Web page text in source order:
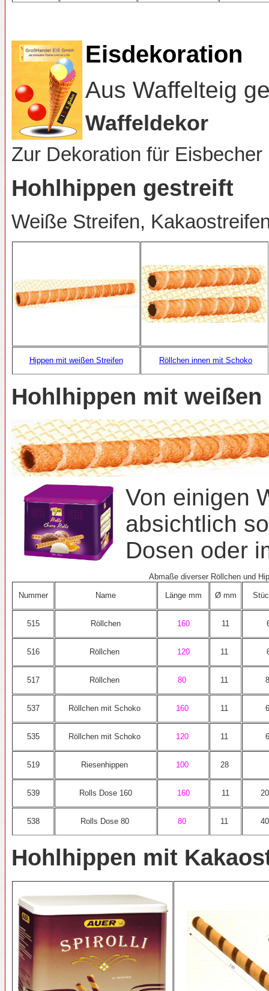
Eisdekoration
Aus Waffelteig
Waffeldekor
Zur Dekoration für
Hohlhippen gestreift
Weiße Streifen,
Hippen mit weißen Streifen Röllchen innen mit Schoko
Hohlhippen mit
Von einigen
absichtlich
Dosen oder
Abmaße diverser Röllchen und
Nummer Name Länge mm Ø mm
515 Röllchen 160 11
516 Röllchen 120 11
517 Röllchen 80 11
537 Röllchen mit Schoko 160 11
535 Röllchen mit Schoko 120 11
519 Riesenhippen 100 28
539 Rolls Dose 160 160 11
538 Rolls Dose 80 80 11
Hohlhippen mit